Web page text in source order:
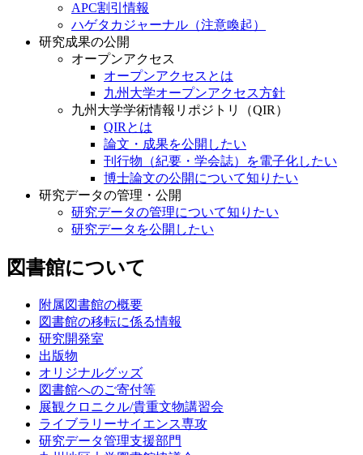
APC割引情報
ハゲタカジャーナル（注意喚起）
研究成果の公開
オープンアクセス
オープンアクセスとは
九州大学オープンアクセス方針
九州大学学術情報リポジトリ（QIR）
QIRとは
論文・成果を公開したい
刊行物（紀要・学会誌）を電子化したい
博士論文の公開について知りたい
研究データの管理・公開
研究データの管理について知りたい
研究データを公開したい
図書館について
附属図書館の概要
図書館の移転に係る情報
研究開発室
出版物
オリジナルグッズ
図書館へのご寄付等
展観クロニクル/貴重文物講習会
ライブラリーサイエンス専攻
研究データ管理支援部門